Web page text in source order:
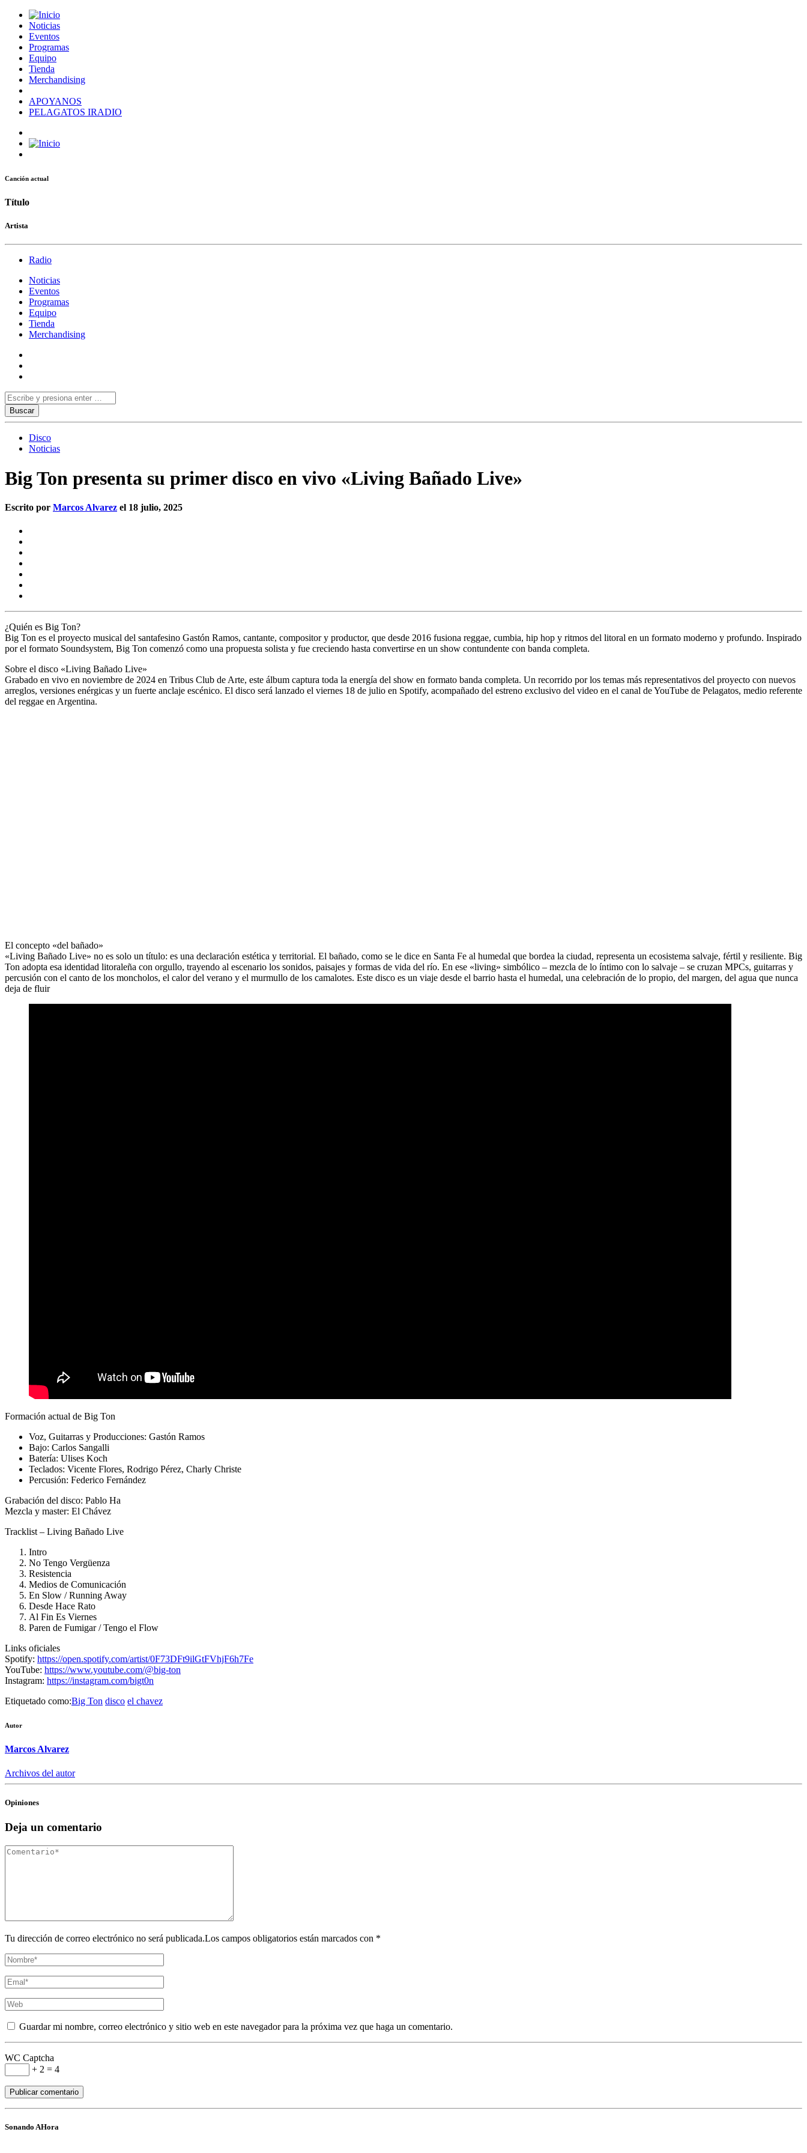
Noticias
Eventos
Programas
Equipo
Tienda
Merchandising
APOYANOS
PELAGATOS IRADIO
Canción actual
Título
Artista
Radio
Noticias
Eventos
Programas
Equipo
Tienda
Merchandising
Disco
Noticias
Big Ton presenta su primer disco en vivo «Living Bañado Live»
Escrito por Marcos Alvarez el 18 julio, 2025
¿Quién es Big Ton?
Big Ton es el proyecto musical del santafesino Gastón Ramos, cantante, compositor y productor, que desde 2016 fusiona reggae, cumbia, hip hop y ritmos del litoral en un formato moderno y profundo. Inspirado
por el formato Soundsystem, Big Ton comenzó como una propuesta solista y fue creciendo hasta convertirse en un show contundente con banda completa.
Sobre el disco «Living Bañado Live»
Grabado en vivo en noviembre de 2024 en Tribus Club de Arte, este álbum captura toda la energía del show en formato banda completa. Un recorrido por los temas más representativos del proyecto con nuevos
arreglos, versiones enérgicas y un fuerte anclaje escénico. El disco será lanzado el viernes 18 de julio en Spotify, acompañado del estreno exclusivo del video en el canal de YouTube de Pelagatos, medio referente
del reggae en Argentina.
El concepto «del bañado»
«Living Bañado Live» no es solo un título: es una declaración estética y territorial. El bañado, como se le dice en Santa Fe al humedal que bordea la ciudad, representa un ecosistema salvaje, fértil y resiliente. Big
Ton adopta esa identidad litoraleña con orgullo, trayendo al escenario los sonidos, paisajes y formas de vida del río. En ese «living» simbólico – mezcla de lo íntimo con lo salvaje – se cruzan MPCs, guitarras y
percusión con el canto de los moncholos, el calor del verano y el murmullo de los camalotes. Este disco es un viaje desde el barrio hasta el humedal, una celebración de lo propio, del margen, del agua que nunca
deja de fluir
Formación actual de Big Ton
Voz, Guitarras y Producciones: Gastón Ramos
Bajo: Carlos Sangalli
Batería: Ulises Koch
Teclados: Vicente Flores, Rodrigo Pérez, Charly Christe
Percusión: Federico Fernández
Grabación del disco: Pablo Ha
Mezcla y master: El Chávez
Tracklist – Living Bañado Live
Intro
No Tengo Vergüenza
Resistencia
Medios de Comunicación
En Slow / Running Away
Desde Hace Rato
Al Fin Es Viernes
Paren de Fumigar / Tengo el Flow
Links oficiales
Spotify: https://open.spotify.com/artist/0F73DFt9ilGtFVhjF6h7Fe
YouTube: https://www.youtube.com/@big-ton
Instagram: https://instagram.com/bigt0n
Etiquetado como:Big Ton disco el chavez
Autor
Marcos Alvarez
Archivos del autor
Opiniones
Deja un comentario
Tu dirección de correo electrónico no será publicada.Los campos obligatorios están marcados con *
Guardar mi nombre, correo electrónico y sitio web en este navegador para la próxima vez que haga un comentario.
WC Captcha
+ 2 = 4
Sonando AHora